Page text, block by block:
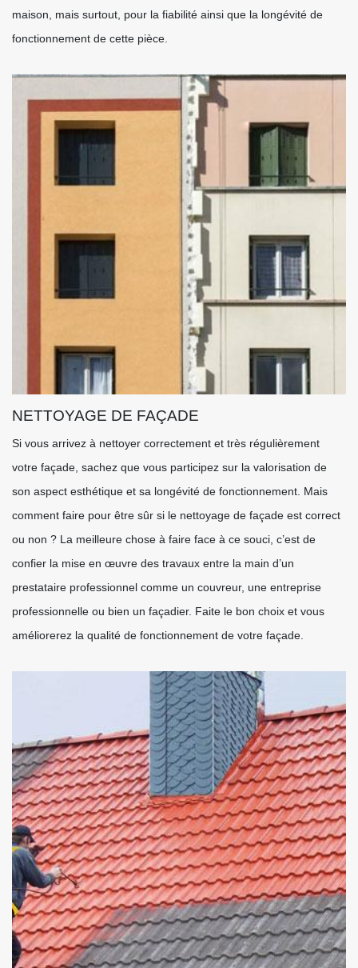
maison, mais surtout, pour la fiabilité ainsi que la longévité de
fonctionnement de cette pièce.
NETTOYAGE DE FAÇADE
Si vous arrivez à nettoyer correctement et très régulièrement
votre façade, sachez que vous participez sur la valorisation de
son aspect esthétique et sa longévité de fonctionnement. Mais
comment faire pour être sûr si le nettoyage de façade est correct
ou non ? La meilleure chose à faire face à ce souci, c’est de
confier la mise en œuvre des travaux entre la main d’un
prestataire professionnel comme un couvreur, une entreprise
professionnelle ou bien un façadier. Faite le bon choix et vous
améliorerez la qualité de fonctionnement de votre façade.